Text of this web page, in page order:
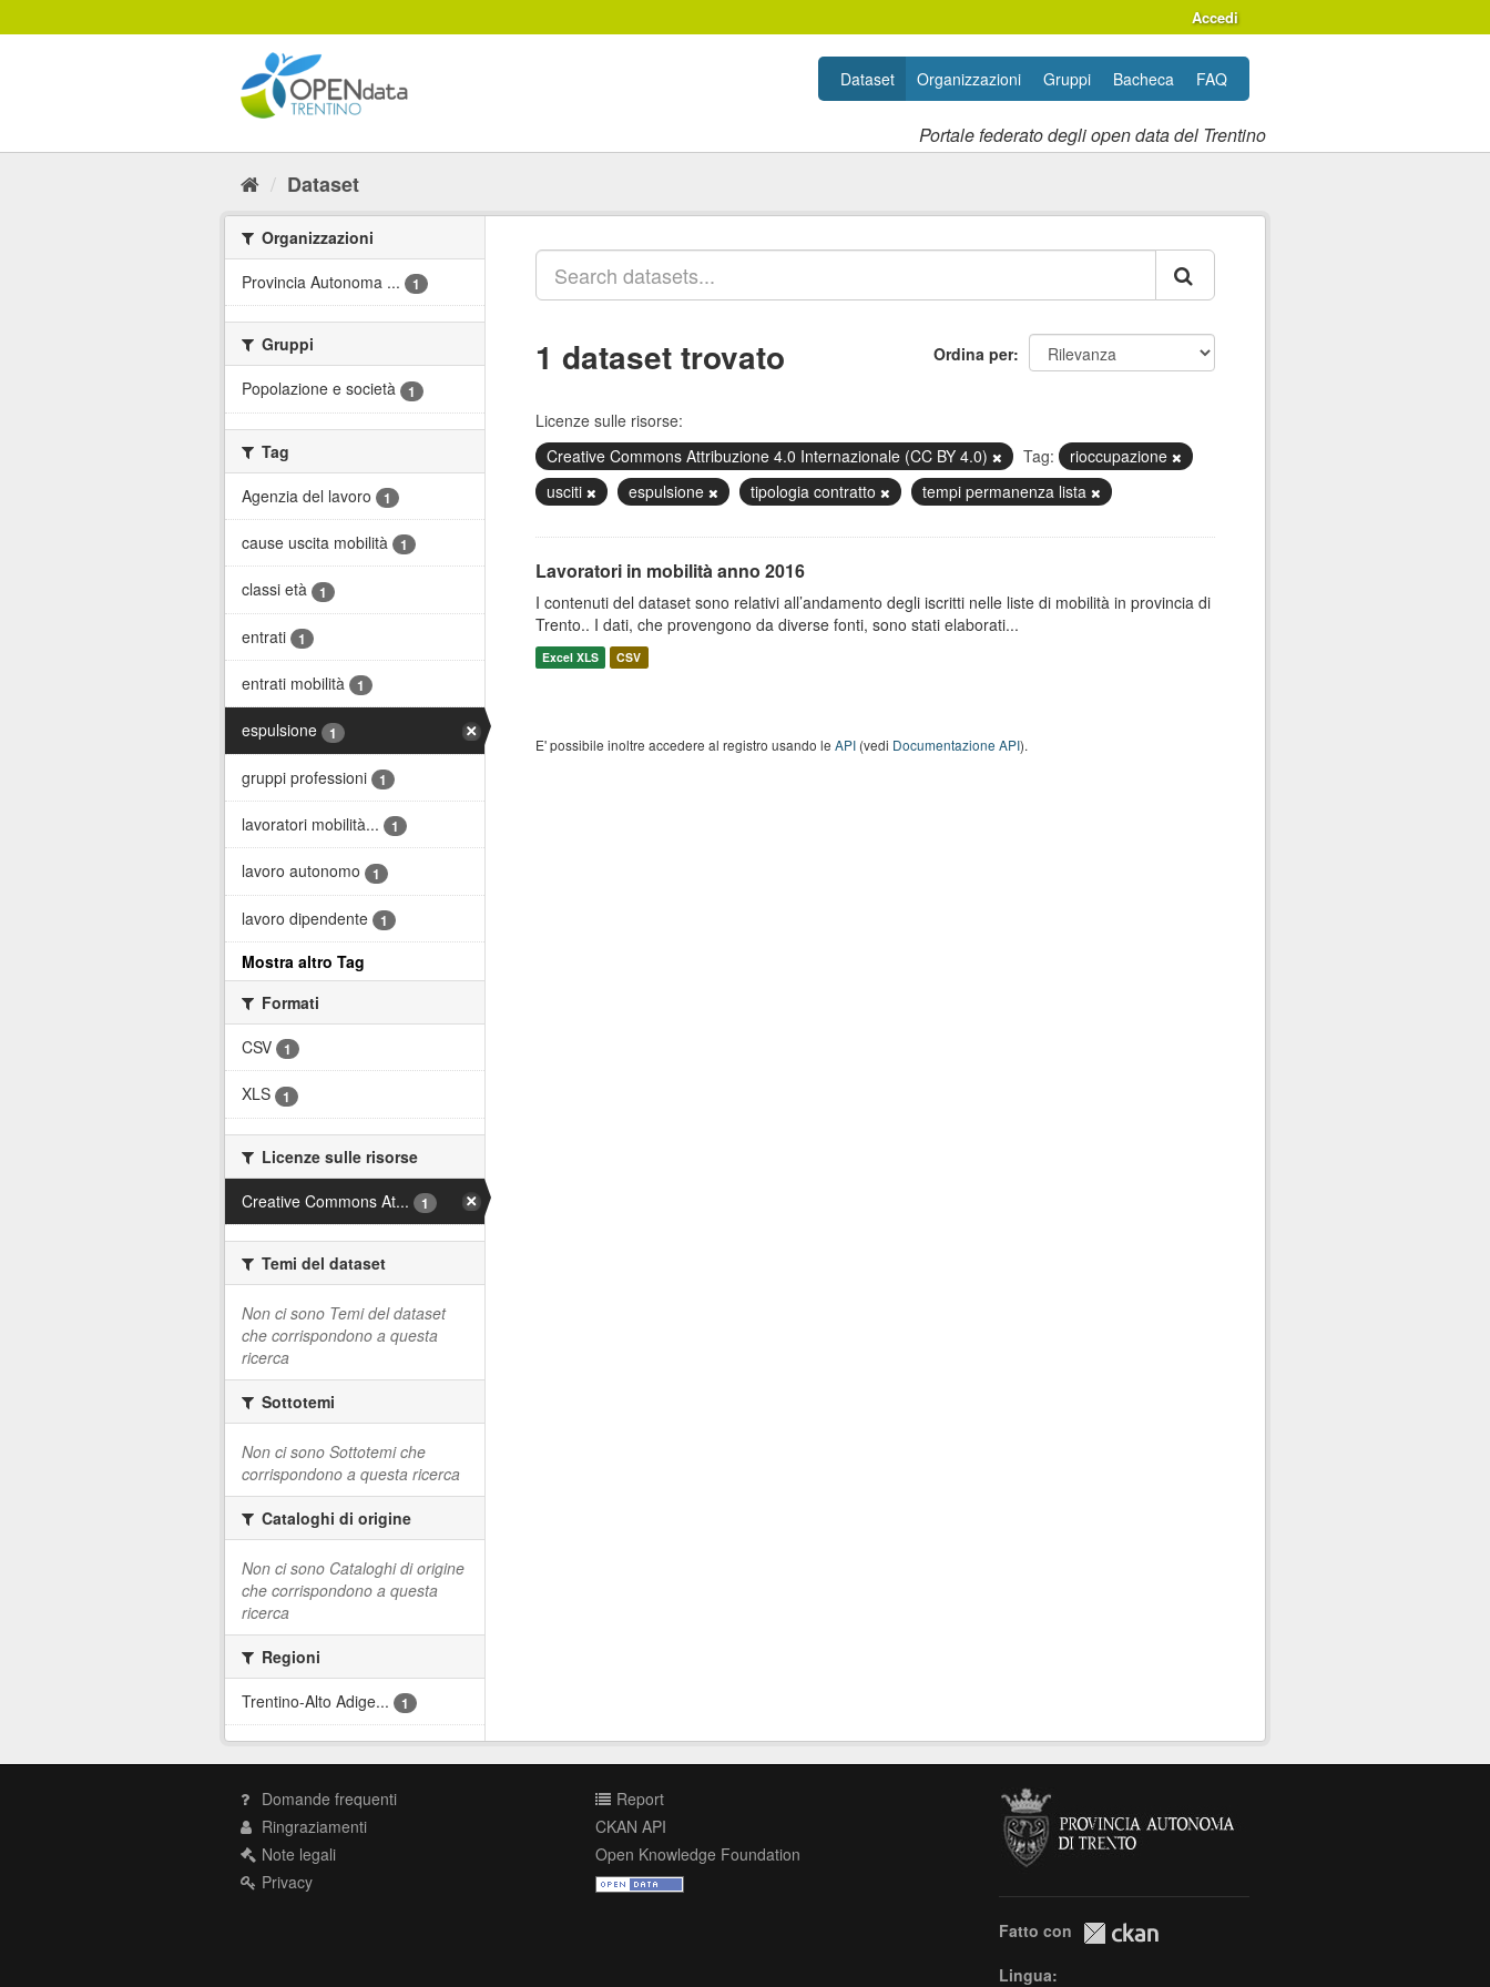
al
Accedi
Portale federato degli open data del Trentino
Dataset Organizzazioni Gruppi Bacheca FAQ
Dataset
Organizzazioni
Provincia Autonoma ...
1
Gruppi
Popolazione e società
1
Tag
Agenzia del lavoro
1
cause uscita mobilità 1
classi età 1
entrati 1
entrati mobilità 1
espulsione 1
gruppi professioni 1
lavoratori mobilità... 1
lavoro autonomo 1
lavoro dipendente 1
Mostra altro Tag
Formati
CSV
1
XLS 1
Licenze sulle risorse
Creative Commons At...
1
Temi del dataset
Non ci sono Temi del dataset
che corrispondono a questa
ricerca
Sottotemi
Non ci sono Sottotemi che
corrispondono a questa ricerca
Cataloghi di origine
Non ci sono Cataloghi di origine
che corrispondono a questa
ricerca
Regioni
Trentino-Alto Adige...
1
Ordina per
1 dataset trovato
Licenze sulle risorse:
Creative Commons Attribuzione 4.0 Internazionale (CC BY 4.0)
Tag:
rioccupazione
usciti
espulsione tipologia contratto tempi permanenza lista
Lavoratori in mobilità anno 2016
I contenuti del dataset sono relativi all’andamento degli iscritti nelle liste di mobilità in provincia di
Trento.. I dati, che provengono da diverse fonti, sono stati elaborati...
Excel XLS CSV
E' possibile inoltre accedere al registro usando le API(vedi Documentazione API).
Domande frequenti
Ringraziamenti
Note legali
Privacy
Report
CKAN API
Open Knowledge Foundation
Fatto con
Lingua